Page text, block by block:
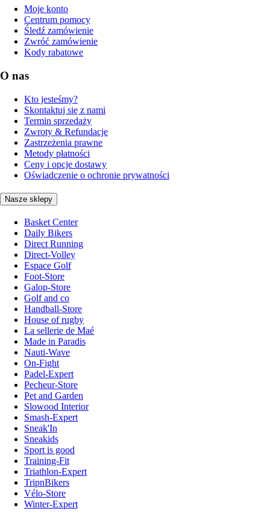
Moje konto
Centrum pomocy
Śledź zamówienie
Zwróć zamówienie
Kody rabatowe
O nas
Kto jesteśmy?
Skontaktuj się z nami
Termin sprzedaży
Zwroty & Refundacje
Zastrzeżenia prawne
Metody płatności
Ceny i opcje dostawy
Oświadczenie o ochronie prywatności
Nasze sklepy
Basket Center
Daily Bikers
Direct Running
Direct-Volley
Espace Golf
Foot-Store
Galop-Store
Golf and co
Handball-Store
House of rugby
La sellerie de Maé
Made in Paradis
Nauti-Wave
On-Fight
Padel-Expert
Pecheur-Store
Pet and Garden
Slowood Interior
Smash-Expert
Sneak'In
Sneakids
Sport is good
Training-Fit
Triathlon-Expert
TripnBikers
Vélo-Store
Winter-Expert